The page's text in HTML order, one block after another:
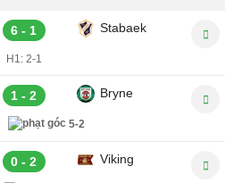
6 - 1 Stabaek
H1: 2-1
1 - 2 Bryne
5-2
0 - 2 Viking